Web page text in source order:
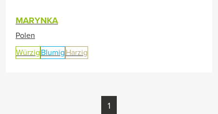
MARYNKA
Polen
Würzig Blumig Harzig
1